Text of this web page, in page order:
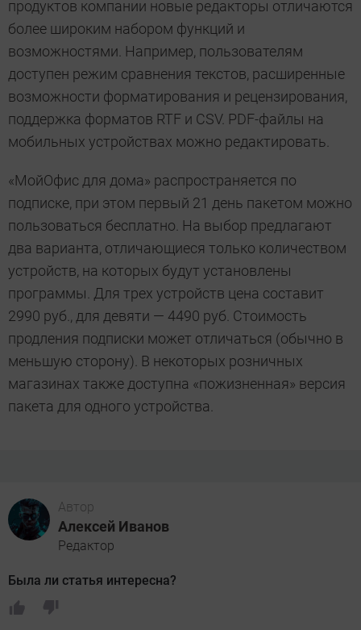
продуктов компании новые редакторы отличаются
более широким набором функций и
возможностями. Например, пользователям
доступен режим сравнения текстов, расширенные
возможности форматирования и рецензирования,
поддержка форматов RTF и CSV. PDF-файлы на
мобильных устройствах можно редактировать.
«МойОфис для дома» распространяется по
подписке, при этом первый 21 день пакетом можно
пользоваться бесплатно. На выбор предлагают
два варианта, отличающиеся только количеством
устройств, на которых будут установлены
программы. Для трех устройств цена составит
2990 руб., для девяти — 4490 руб. Стоимость
продления подписки может отличаться (обычно в
меньшую сторону). В некоторых розничных
магазинах также доступна «пожизненная» версия
пакета для одного устройства.
Автор
Алексей Иванов
Редактор
Была ли статья интересна?